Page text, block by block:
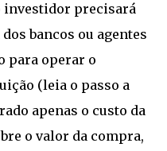
investidor precisará
bancos ou agentes
para operar o
(leia o passo a
apenas o custo da
o valor da compra,